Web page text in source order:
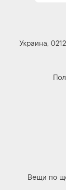
Украина,
Вещи по